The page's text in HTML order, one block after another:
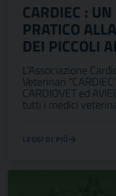
CARDIEC :
PRATICO
DEI PICCOLI
L’Associazione
Veterinari
CARDIOVET ed
tutti i medici
LEGGI DI PIÙ